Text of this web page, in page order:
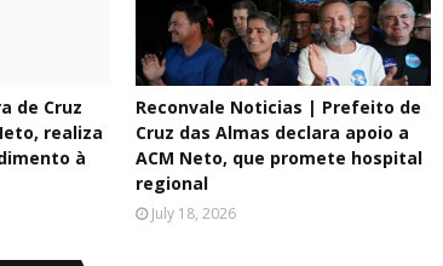
de Cruz
realiza
à
Reconvale Noticias | Prefeito de
Cruz das Almas declara apoio a
ACM Neto, que promete hospital
regional
July 18, 2026